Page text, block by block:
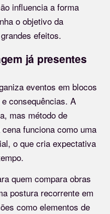
influencia a forma
o objetivo da
efeitos.
já presentes
eventos em blocos
consequências. A
mas método de
funciona como uma
o que cria expectativa
quem compara obras
postura recorrente em
como elementos de